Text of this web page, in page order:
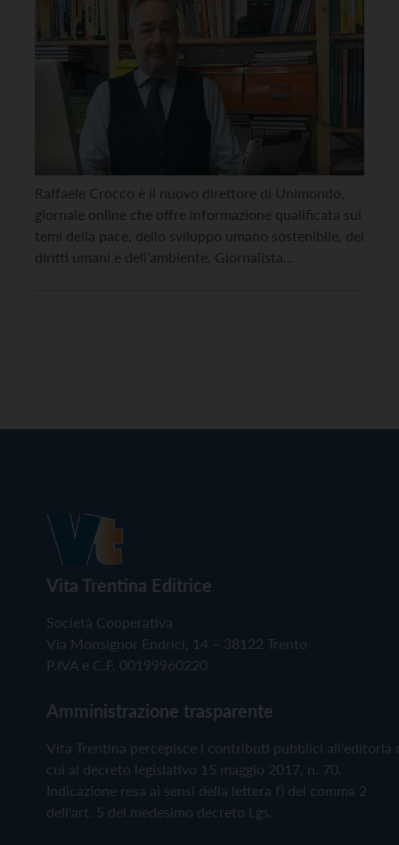
Raffaele Crocco è il nuovo direttore di Unimondo,
giornale online che offre informazione qualificata sui
temi della pace, dello sviluppo umano sostenibile, dei
diritti umani e dell’ambiente. Giornalista
Vita Trentina Editrice
Società Cooperativa
Via Monsignor Endrici, 14 – 38122 Trento
P.IVA e C.F. 00199960220
Amministrazione trasparente
Vita Trentina percepisce i contributi pubblici all'editoria
cui al decreto legislativo 15 maggio 2017, n. 70.
Indicazione resa ai sensi della lettera f) del comma 2
dell'art. 5 del medesimo decreto Lgs.